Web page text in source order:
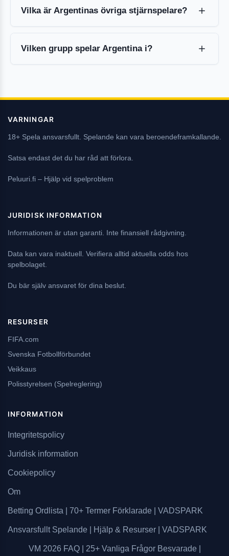
Vilka är Argentinas övriga stjärnspelare?
Vilken grupp spelar Argentina i?
VARNINGAR
18+ Spela ansvarsfullt. Spelande kan vara beroendeframkallande.
Satsa endast det du har råd att förlora.
Peluuri.fi – Hjälp vid spelproblem
JURIDISK INFORMATION
Informationen är utan garanti. Inte finansiell rådgivning.
Data kan vara inaktuell. Verifiera alltid aktuella odds hos
spelbolaget.
Du bär själv ansvaret för dina beslut.
RESURSER
FIFA.com
Svenska Fotbollförbundet
Veikkaus
Polisstyrelsen (Spelreglering)
INFORMATION
Integritetspolicy
Juridisk information
Cookiepolicy
Om
Betting Ordlista | 70+ Termer Förklarade | VADSPARK
Ansvarsfullt Spelande | Hjälp & Resurser | VADSPARK
VM 2026 FAQ | 25+ Vanliga Frågor Besvarade |